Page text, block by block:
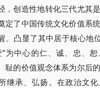
，创造性地转化三代尤其
定了中国传统文化价值系
、凸显了其中居于核心地位
”为中心的仁、诚、忠、恕
耻的价值观念体系为尔后
继承、弘扬。在政治文